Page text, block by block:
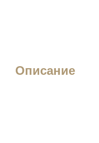
Описание